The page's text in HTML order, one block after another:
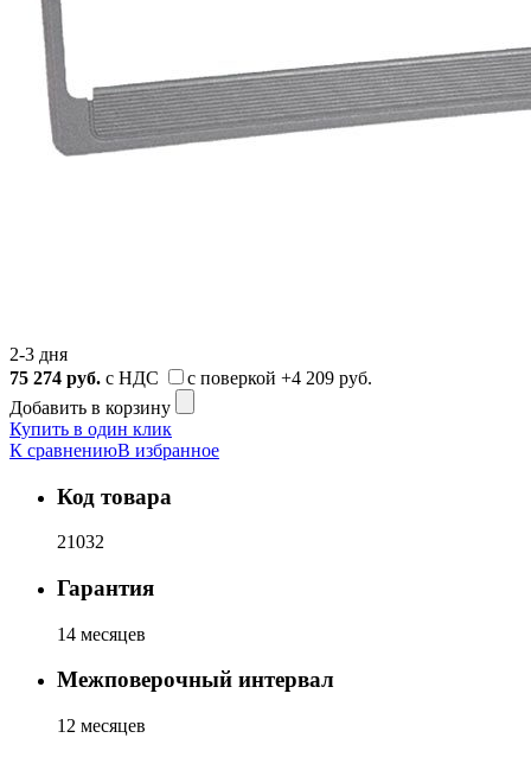
2-3 дня
75 274 руб. с НДС с поверкой +4 209 руб.
Добавить в корзину
Купить в один клик
К сравнениюВ избранное
Код товара
21032
Гарантия
14 месяцев
Межповерочный интервал
12 месяцев